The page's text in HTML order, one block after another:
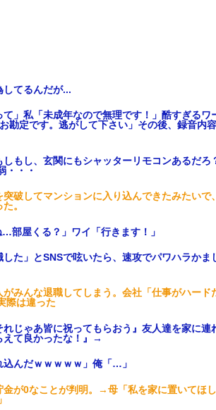
してるんだが...
」私「未成年なので無理です！」酷すぎるワ
勘定です。逃がして下さい」その後、録音内
もし、玄関にもシャッターリモコンあるだろ
・・・
破してマンションに入り込んできたみたいで
。
部屋くる？」ワイ「行きます！」
した」とSNSで呟いたら、速攻でパワハラかま
がみんな退職してしまう。会社「仕事がハード
際は違った
れじゃあ皆に祝ってもらおう』友人達を家に連
て良かったな！』→
んだｗｗｗｗｗ」俺「…」
が0なことが判明。→母「私を家に置いてほ